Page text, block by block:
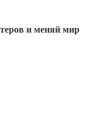
и меняй мир